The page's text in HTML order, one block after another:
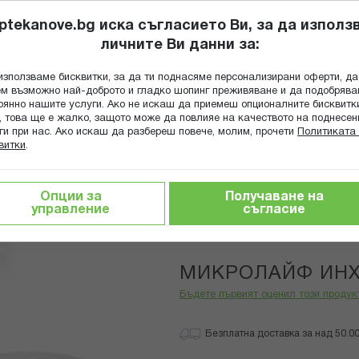
Търсене
ПОПИТАЙ
ГРИЖА ЗА МАЙКАТА И ДЕТЕТО ХРАНИТЕЛНИ ДОБАВКИ
MICROLIFE
МИКРОЛАЙФ
Бъдете първият оценил този
Безплатна доставка за над
иска съгласието Ви, за да
личните Ви данни за:
бисквитки, за да ти поднасяме персонализирани оферти, да
възможно най-доброто и гладко шопинг преживяване и да
нашите услуги. Ако не искаш да приемеш опционалните
това ще е жалко, защото може да повлияе на качеството на
при нас. Ако искаш да разбереш повече, молим, прочети
Политиката
.
Опции за
управление
Получаване на
съгласие